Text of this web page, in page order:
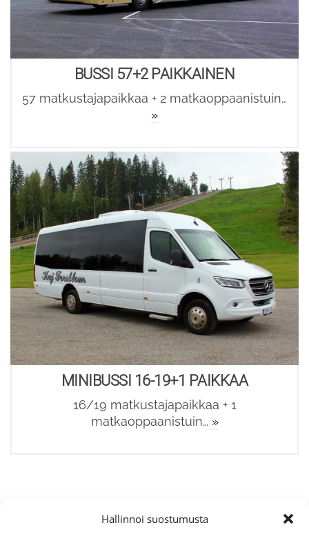
Hallinnoi suostumusta
BUSSI 57+2 PAIKKAINEN
57 matkustajapaikkaa + 2 matkaoppaanistuin…
»
MINIBUSSI 16-19+1 PAIKKAA
16/19 matkustajapaikkaa + 1
matkaoppaanistuin… »